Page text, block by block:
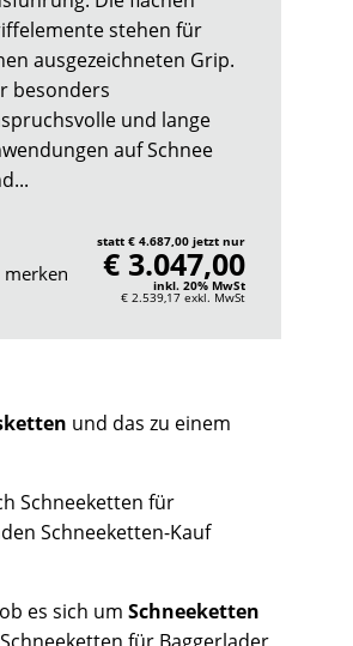
stehen für
ausgezeichneten Grip.
besonders
und lange
auf Schnee
merken
statt € 4.687,00 jetzt nur
€ 3.047,00
inkl. 20% MwSt
€ 2.539,17 exkl. MwSt
und das zu einem
Schneeketten für
Schneeketten-Kauf
es sich um Schneeketten